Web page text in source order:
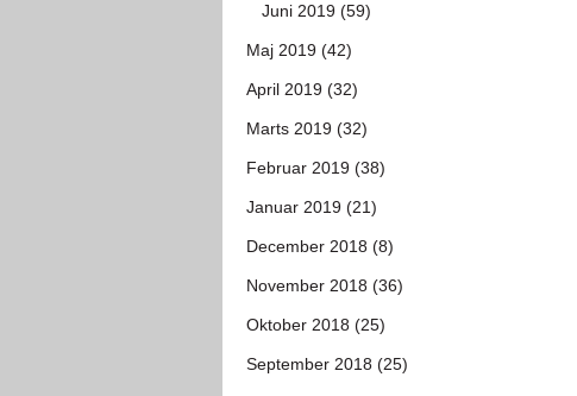
Juni 2019 (59)
Maj 2019 (42)
April 2019 (32)
Marts 2019 (32)
Februar 2019 (38)
Januar 2019 (21)
December 2018 (8)
November 2018 (36)
Oktober 2018 (25)
September 2018 (25)